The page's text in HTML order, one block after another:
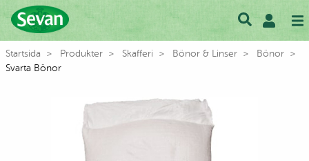
Startsida Produkter Skafferi Bönor & Linser
Bönor
Svarta Bönor